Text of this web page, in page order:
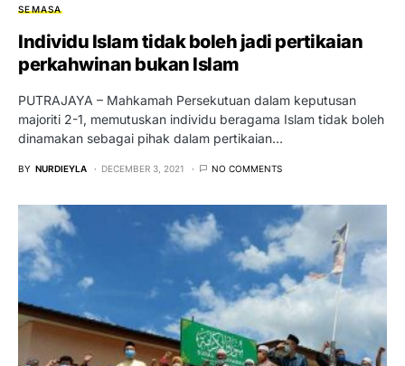
SEMASA
Individu Islam tidak boleh jadi pertikaian
perkahwinan bukan Islam
PUTRAJAYA – Mahkamah Persekutuan dalam keputusan
majoriti 2-1, memutuskan individu beragama Islam tidak boleh
dinamakan sebagai pihak dalam pertikaian…
BY NURDIEYLA DECEMBER 3, 2021 NO COMMENTS